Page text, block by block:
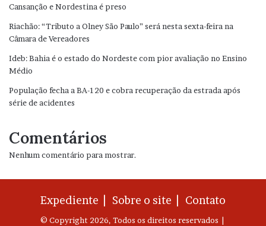
Cansanção e Nordestina é preso
Riachão: “Tributo a Olney São Paulo” será nesta sexta-feira na
Câmara de Vereadores
Ideb: Bahia é o estado do Nordeste com pior avaliação no Ensino
Médio
População fecha a BA-120 e cobra recuperação da estrada após
série de acidentes
Comentários
Nenhum comentário para mostrar.
Expediente | Sobre o site | Contato
© Copyright 2026, Todos os direitos reservados |